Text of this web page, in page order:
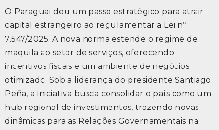
O Paraguai deu um passo estratégico para atrair
capital estrangeiro ao regulamentar a Lei nº
7.547/2025. A nova norma estende o regime de
maquila ao setor de serviços, oferecendo
incentivos fiscais e um ambiente de negócios
otimizado. Sob a liderança do presidente Santiago
Peña, a iniciativa busca consolidar o país como um
hub regional de investimentos, trazendo novas
dinâmicas para as Relações Governamentais na